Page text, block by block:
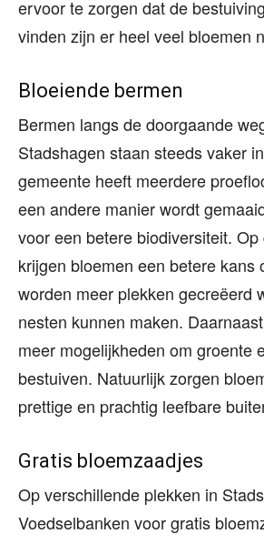
ervoor te zorgen dat de
vinden zijn er heel veel bloemen
Bloeiende bermen
Bermen langs de doorgaande
Stadshagen staan steeds vaker
gemeente heeft meerdere
een andere manier wordt
voor een betere biodiversiteit.
krijgen bloemen een betere kans
worden meer plekken gecreëerd
nesten kunnen maken.
meer mogelijkheden om groente
bestuiven. Natuurlijk zorgen
prettige en prachtig leefbare
Gratis bloemzaadjes
Op verschillende plekken in
Voedselbanken voor gratis